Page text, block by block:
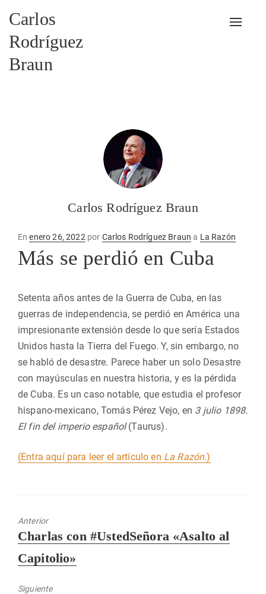
Carlos
Rodríguez
Braun
Carlos Rodríguez Braun
EnPublicado
en
enero 26, 2022 por Carlos Rodríguez Braun a La Razón
Más se perdió en Cuba
Setenta años antes de la Guerra de Cuba, en las
guerras de independencia, se perdió en América una
impresionante extensión desde lo que sería Estados
Unidos hasta la Tierra del Fuego. Y, sin embargo, no
se habló de desastre. Parece haber un solo Desastre
con mayúsculas en nuestra historia, y es la pérdida
de Cuba. Es un caso notable, que estudia el profesor
hispano-mexicano, Tomás Pérez Vejo, en 3 julio 1898.
El fin del imperio español(Taurus).
(Entra aquí para leer el artículo en La Razón.)
Anterior
Entrada
Charlas con #UstedSeñora «Asalto al
Capitolio»
Siguiente